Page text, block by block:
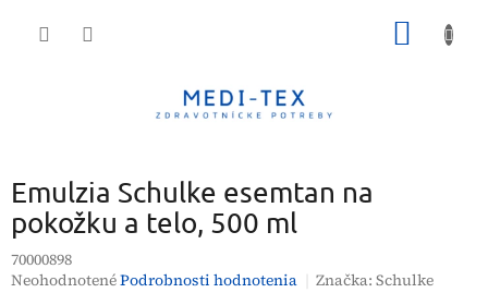
Emulzia Schulke esemtan na
pokožku a telo, 500 ml
70000898
Priemerné
NeohodnotenéPodrobnosti hodnotenia Značka:Schulke